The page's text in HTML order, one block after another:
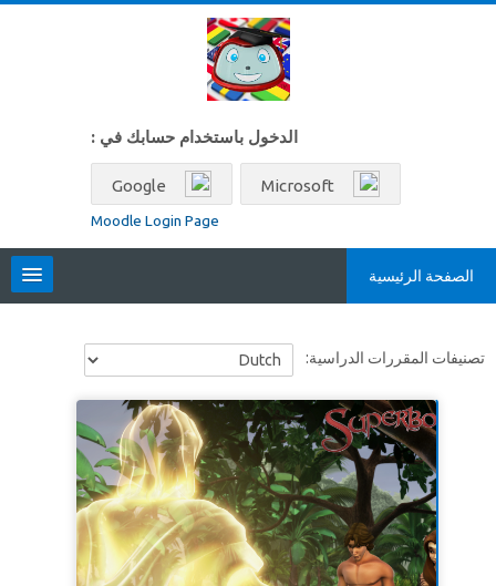
الدخول باستخدام حسابك في :
Moodle Login Page
الصفحة الرئيسية
البحث
في
المقررات
الدراسية
تسليم
تصنيفات المقررات الدراسية: